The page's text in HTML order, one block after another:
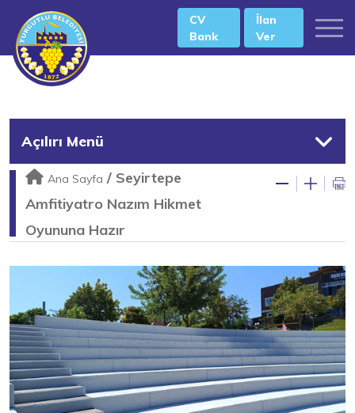
CV
Bank
İlan
Ver
Açılırı Menü
Ana Sayfa / Seyirtepe
Amfitiyatro Nazım Hikmet
Oyununa Hazır